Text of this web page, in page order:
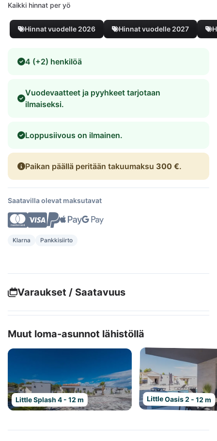
Kaikki hinnat per yö
Hinnat vuodelle 2026 Hinnat vuodelle 2027
4 (+2) henkilöä
Vuodevaatteet ja pyyhkeet tarjotaan
ilmaiseksi.
Loppusiivous on ilmainen.
Paikan päällä peritään takuumaksu 300 €.
Saatavilla olevat maksutavat
Klarna Pankkisiirto
Varaukset / Saatavuus
Muut loma-asunnot lähistöllä
Little Splash 4 - 12 m Little Oasis 2 - 12 m